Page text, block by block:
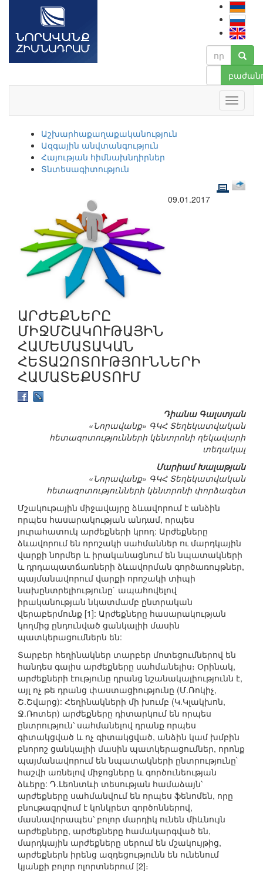
Աշխարհաքաղաքականություն
Ազգային անվտանգություն
Հայության հիմնախնդիրներ
Տնտեսագիտություն
09.01.2017
ԱՐԺԵՔՆԵՐԸ
ՄԻՋՄՇԱԿՈՒԹԱՅԻՆ
ՀԱՄԵՄԱՏԱԿԱՆ
ՀԵՏԱԶՈՏՈՒԹՅՈՒՆՆԵՐԻ
ՀԱՄԱՏԵՔՍՏՈՒՄ
Դիանա Գալստյան
«Նորավանք» ԳԿՀ Տեղեկատվական
հետազոտությունների կենտրոնի ղեկավարի
տեղակալ
Մարիամ Խալաթյան
«Նորավանք» ԳԿՀ Տեղեկատվական
հետազոտությունների կենտրոնի փորձագետ
Մշակութային միջավայրը ձևավորում է անձին
որպես հասարակության անդամ, որպես
յուրահատուկ արժեքների կրող: Արժեքները
ձևավորում են որոշակի սահմաններ ու մարդկային
վարքի նորմեր և իրականացնում են նպատակների
և դրդապատճառների ձևավորման գործառույթներ,
պայմանավորում վարքի որոշակի տիպի
նախընտրելիությունը` ապահովելով
իրականության նկատմամբ ընտրական
վերաբերմունք [1]: Արժեքները հասարակության
կողմից ընդունված ցանկալիի մասին
պատկերացումներն են:
Տարբեր հեղինակներ տարբեր մոտեցումներով են
հանդես գալիս արժեքները սահմանելիս։ Օրինակ,
արժեքների էությունը դրանց նշանակալիությունն է,
այլ ոչ թե դրանց փաստացիությունը (Մ.Ռոկիչ,
Շ.Շվարց): Հեղինակների մի խումբ (Կ.Կլակխոն,
Ջ.Ռոտեր) արժեքները դիտարկում են որպես
ընտրություն՝ սահմանելով դրանք որպես
գիտակցված և ոչ գիտակցված, անձին կամ խմբին
բնորոշ ցանկալիի մասին պատկերացումներ, որոնք
պայմանավորում են նպատակների ընտրությունը`
հաշվի առնելով միջոցները և գործունեության
ձևերը: Դ.Լեոնտևի տեսության համաձայն՝
արժեքները սահմանվում են որպես ֆենոմեն, որը
բնութագրվում է կոնկրետ գործոններով,
մասնավորապես՝ բոլոր մարդիկ ունեն միևնույն
արժեքները, արժեքները համակարգված են,
մարդկային արժեքները սերում են մշակույթից,
արժեքներն իրենց ազդեցությունն են ունենում
կյանքի բոլոր ոլորտներում [2]։